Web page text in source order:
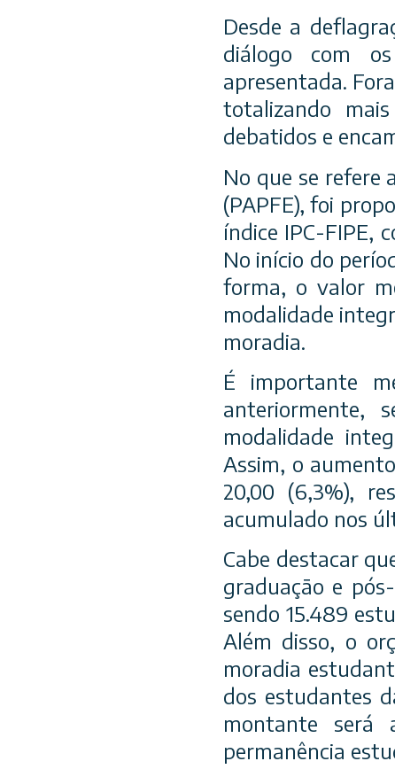
Desde a
diálogo com
apresentada.
totalizando
debatidos e
No que se refere
(PAPFE), foi
índice IPC-FIPE,
No início do
forma, o valor
modalidade
moradia.
É importante
anteriormente,
modalidade
Assim, o
20,00 (6,3%),
acumulado nos
Cabe destacar
graduação e
sendo 15.489
Além disso, o
moradia
dos estudantes
montante será
permanência